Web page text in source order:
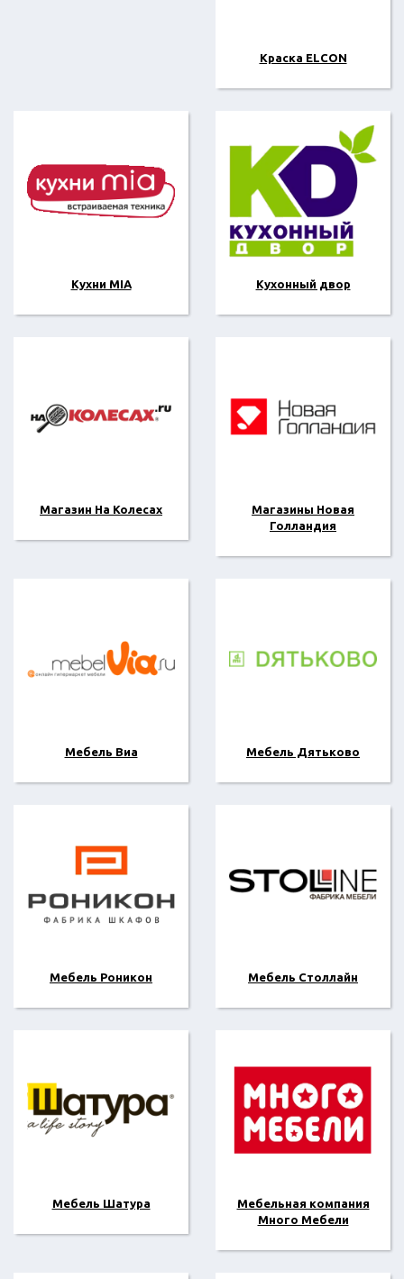
Краска ELCON
Кухни MIA Кухонный двор
Магазин На Колесах
Магазины Новая
Голландия
Мебель Виа Мебель Дятьково
Мебель Роникон Мебель Столлайн
Мебель Шатура
Мебельная компания
Много Мебели